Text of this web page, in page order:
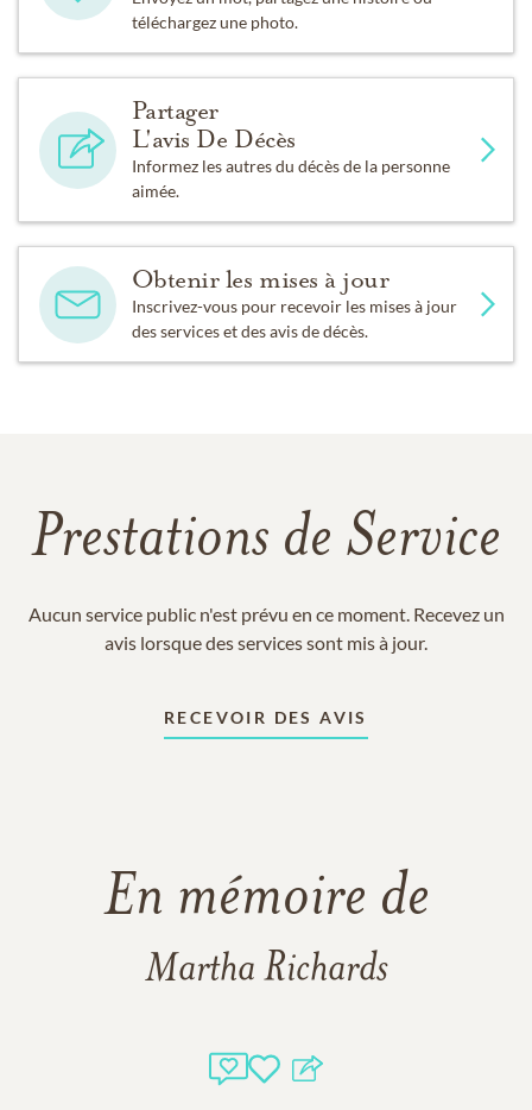
téléchargez une photo.
Partager
L'avis De Décès
Informez les autres du décès de la personne
aimée.
Obtenir les mises à jour
Inscrivez-vous pour recevoir les mises à jour
des services et des avis de décès.
Prestations de Service
Aucun service public n'est prévu en ce moment. Recevez un
avis lorsque des services sont mis à jour.
RECEVOIR DES AVIS
En mémoire de
Martha Richards